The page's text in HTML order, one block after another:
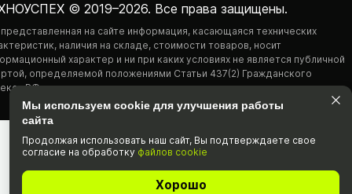
© 2019–2026. Все права защищены.
на сайте информация, касающаяся технических
наличия на складе, стоимости товаров, носит
характер и ни при каких условиях не является публичной
определяемой положениями Статьи 437(2) Гражданского
РФ.
Мы используем cookie для улучшения работы
сайта
Продолжая использовать наш cайт, Вы подтвержда­ете свое
согласие на обработку файлов cookie
Хорошо